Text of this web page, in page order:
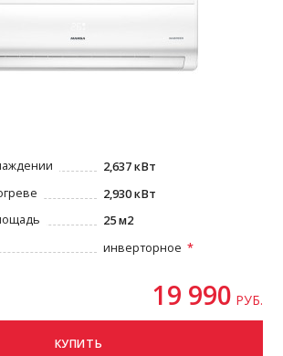
2,637 кВт
2,930 кВт
25 м2
инверторное
19 990 РУБ.
КУПИТЬ